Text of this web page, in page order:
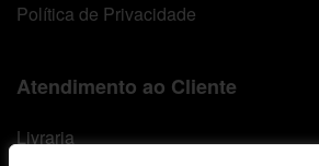
Política de Privacidade
Atendimento ao Cliente
Livraria